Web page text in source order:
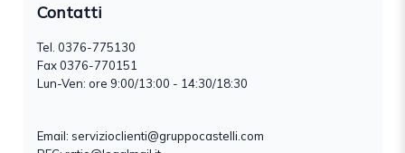
Contatti
Tel. 0376-775130
Fax 0376-770151
Lun-Ven: ore 9:00/13:00 - 14:30/18:30
Email: servizioclienti@gruppocastelli.com